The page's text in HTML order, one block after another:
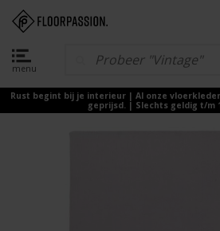
menu
Rust begint bij je interieur | Al onze
geprijsd. | Slechts geldig t/m